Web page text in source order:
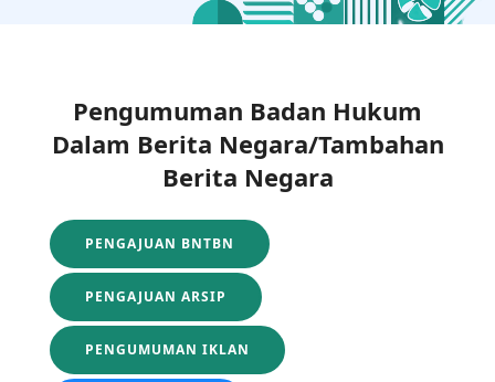
Pengumuman Badan Hukum
Dalam Berita Negara/Tambahan
Berita Negara
PENGAJUAN BNTBN
PENGAJUAN ARSIP
PENGUMUMAN IKLAN